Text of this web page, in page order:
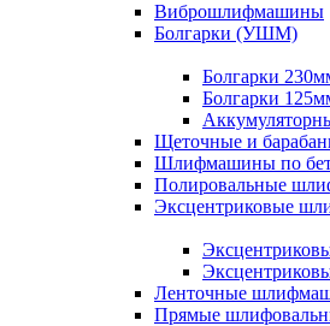
Виброшлифмашины
Болгарки (УШМ)
Болгарки
Болгарки
Щеточные и
Шлифмашины по
Полировальные
Эксцентриковые
Ленточные
Прямые